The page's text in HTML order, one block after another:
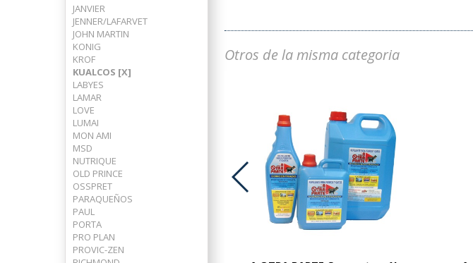
JANVIER
JENNER/LAFARVET
JOHN MARTIN
KONIG
KROF
KUALCOS [X]
LABYES
LAMAR
LOVE
LUMAI
MON AMI
MSD
NUTRIQUE
OLD PRINCE
OSSPRET
PARAQUEÑOS
PAUL
PORTA
PRO PLAN
PROVIC-ZEN
Otros de la misma categoria
ADVOCATE PERROS 25-40 KG